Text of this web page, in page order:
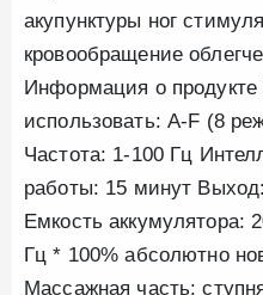
акупунктуры ног
кровообращение
Информация о
использовать: A-F (8
Частота: 1-100 Гц
работы: 15 минут
Емкость аккумулятора:
Гц * 100% абсолютно
Массажная часть: